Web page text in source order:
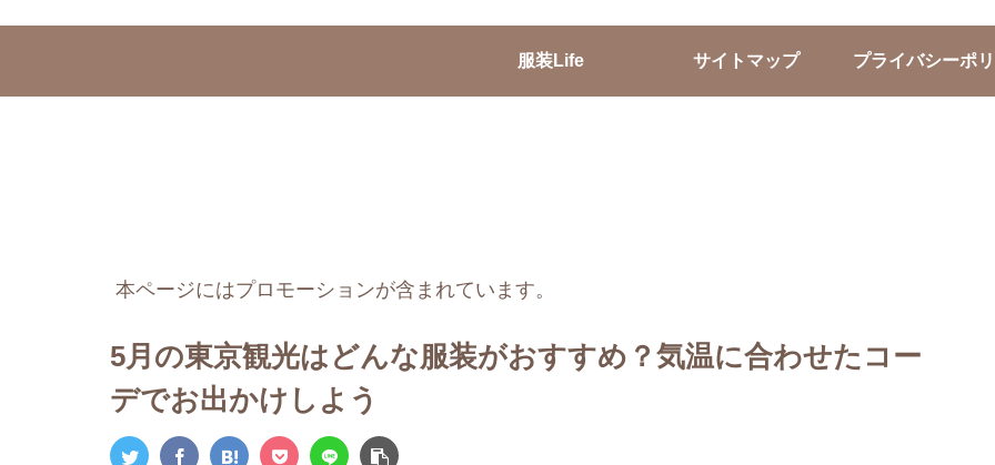
服装Life サイトマップ プライバシーポ
本ページにはプロモーションが含まれています。
5月の東京観光はどんな服装がおすすめ？気温に合わせたコー
デでお出かけしよう